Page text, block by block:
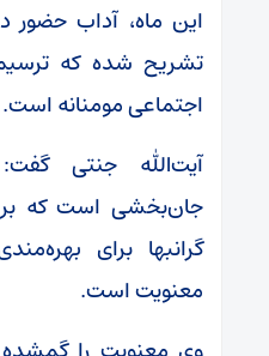
این ماه، آداب حضور
تشریح شده که
اجتماعی مومنانه است.
آیت‌الله جنتی
جان‌بخشی است که
گرانبها برای
معنویت است.